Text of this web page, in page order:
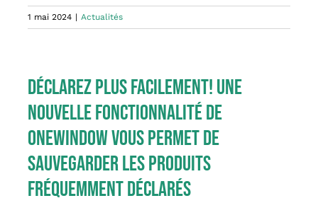
1 mai 2024 | Actualités
Déclarez plus facilement! Une
nouvelle fonctionnalité de
OneWindow vous permet de
sauvegarder les produits
fréquemment déclarés